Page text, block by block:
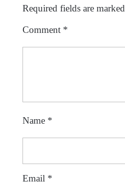
Required fields are marked
Comment *
Name *
Email *